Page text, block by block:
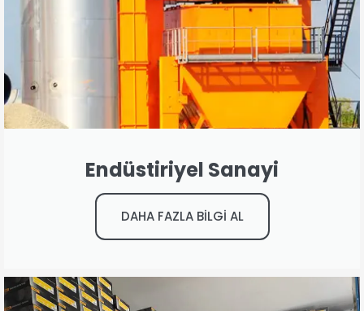
Endüstiriyel Sanayi
DAHA FAZLA BİLGİ AL